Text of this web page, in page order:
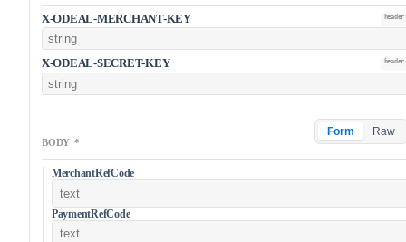
X-ODEAL-MERCHANT-KEY header
X-ODEAL-SECRET-KEY header
BODY *
Form Raw
MerchantRefCode
PaymentRefCode